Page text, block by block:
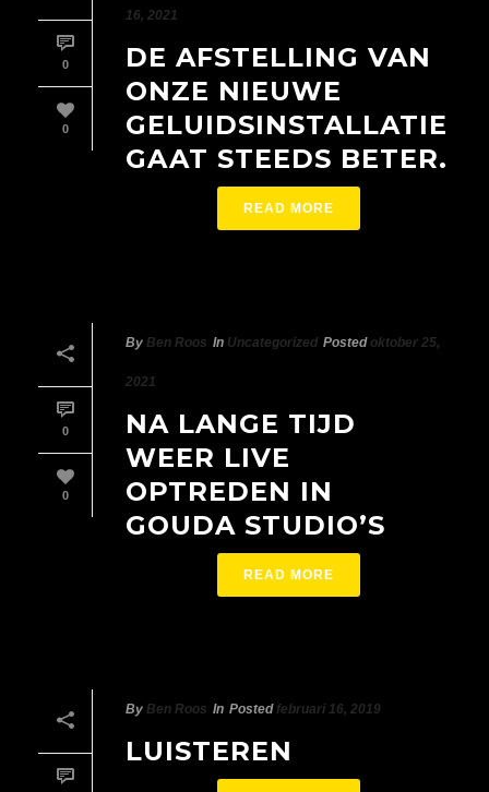
0
0
16, 2021
DE AFSTELLING VAN
ONZE NIEUWE
GELUIDSINSTALLATIE
GAAT STEEDS BETER.
READ MORE
0
0
By Ben Roos In Uncategorized Posted oktober 25,
2021
NA LANGE TIJD
WEER LIVE
OPTREDEN IN
GOUDA STUDIO’S
READ MORE
By Ben Roos In Posted februari 16, 2019
LUISTEREN